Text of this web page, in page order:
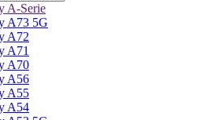
A-Serie
A73 5G
A72
A71
A70
A56
A55
A54